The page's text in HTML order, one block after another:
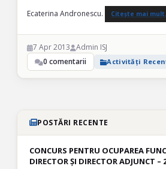
Ecaterina Andronescu.
Citește mai
7 Apr 2013
Admin ISJ
0 comentarii
Activități
POSTĂRI RECENTE
CONCURS PENTRU OCUPAREA
DIRECTOR ȘI DIRECTOR ADJUNCT –